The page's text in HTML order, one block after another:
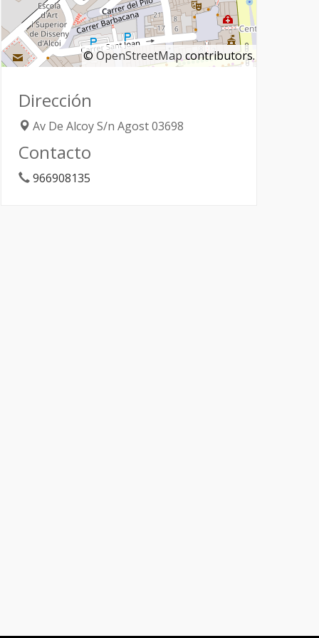
©OpenStreetMapcontributors.
Dirección
Av De Alcoy S/n Agost03698
Contacto
966908135